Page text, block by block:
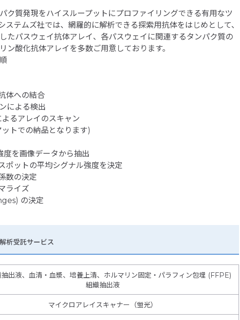
ク質発現をハイスループットにプロファイリングできる有用なツ
ステムズ社では、網羅的に解析できる探索用抗体をはじめとして、
たパスウェイ抗体アレイ、各パスウェイに関連するタンパク質の
ン酸化抗体アレイを多数ご用意しております。
体への結合
による検出
るアレイのスキャン
トでの納品となります)
度を画像データから抽出
ポットの平均シグナル強度を決定
数の決定
ライズ
の決定
析受託サービス
出液、血清・血漿、培養上清、ホルマリン固定・パラフィン包埋 (FFPE)
組織抽出液
マイクロアレイスキャナー（蛍光）